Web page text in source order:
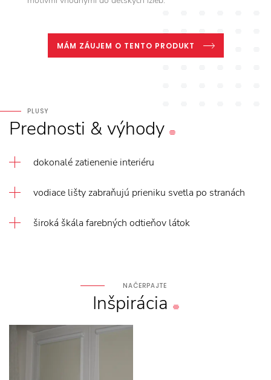
MÁM ZÁUJEM O TENTO PRODUKT
PLUSY
Prednosti &výhody
dokonalé zatienenie interiéru
vodiace lišty zabraňujú prieniku svetla po stranách
široká škála farebných odtieňov látok
NAČERPAJTE
Inšpirácia